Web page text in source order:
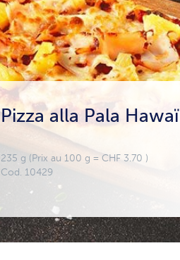
Pizza alla Pala Hawaï
235 g (Prix au 100 g = CHF 3.70 )
Cod. 10429